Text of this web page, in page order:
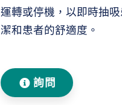
運轉或停機，以即時抽
潔和患者的舒適度。
詢問